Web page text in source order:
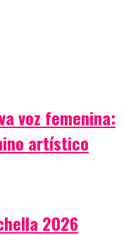
voz femenina:
artístico
2026